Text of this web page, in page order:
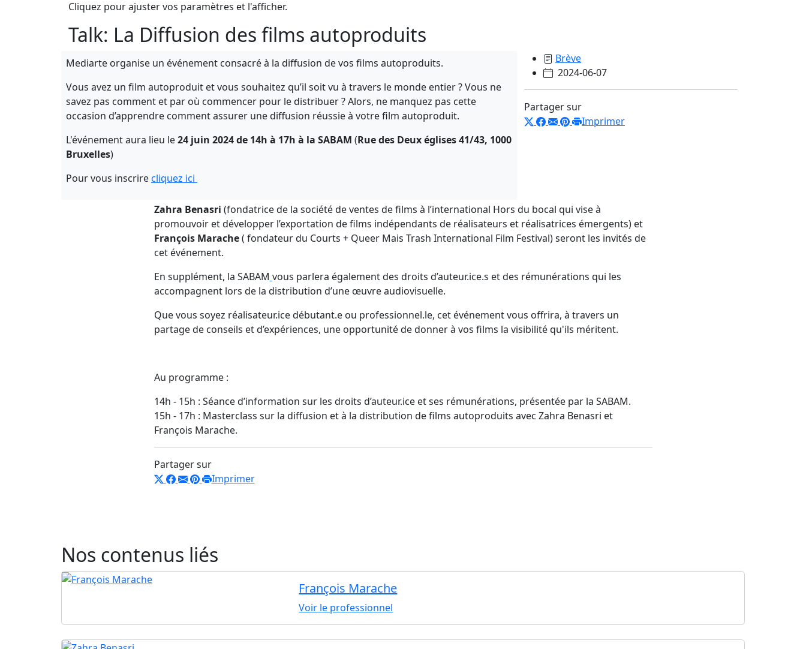
Cliquez pour ajuster vos paramètres et l'afficher.
Talk: La Diffusion des films autoproduits
Mediarte organise un événement consacré à la diffusion de vos films autoproduits.
Vous avez un film autoproduit et vous souhaitez qu’il soit vu à travers le monde entier ? Vous ne
savez pas comment et par où commencer pour le distribuer ? Alors, ne manquez pas cette
occasion d’apprendre comment assurer une diffusion réussie à votre film autoproduit.
L'événement aura lieu le24 juin 2024 de 14h à 17h à la SABAM (Rue des Deux églises 41/43, 1000
Bruxelles)
Pour vous inscrirecliquez ici
Brève
2024-06-07
Partager sur
Imprimer
Zahra Benasri (fondatrice de la société de ventes de films à l’international Hors du bocal qui vise à
promouvoir et développer l’exportation de films indépendants de réalisateurs et réalisatrices émergents) et
François Marache( fondateur du Courts + Queer Mais Trash International Film Festival) seront les invités de
cet événement.
En supplément, la SABAM vous parlera également des droits d’auteur.ice.s et des rémunérations qui les
accompagnent lors de la distribution d’une œuvre audiovisuelle.
Que vous soyez réalisateur.ice débutant.e ou professionnel.le, cet événement vous offrira, à travers un
partage de conseils et d’expériences, une opportunité de donner à vos films la visibilité qu'ils méritent.
Au programme :
14h - 15h : Séance d’information sur les droits d’auteur.ice et ses rémunérations, présentée par la SABAM.
15h - 17h : Masterclass sur la diffusion et à la distribution de films autoproduits avec Zahra Benasri et
François Marache.
Partager sur
Imprimer
Nos contenus liés
François Marache
Voir le professionnel